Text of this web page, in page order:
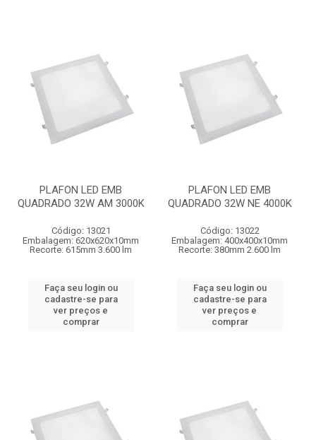
PLAFON LED EMB
QUADRADO 32W AM 3000K
Código: 13021
Embalagem: 620x620x10mm
Recorte: 615mm 3.600 lm
Faça seu login ou
cadastre-se para
ver preços e
comprar
PLAFON LED EMB
QUADRADO 32W NE 4000K
Código: 13022
Embalagem: 400x400x10mm
Recorte: 380mm 2.600 lm
Faça seu login ou
cadastre-se para
ver preços e
comprar